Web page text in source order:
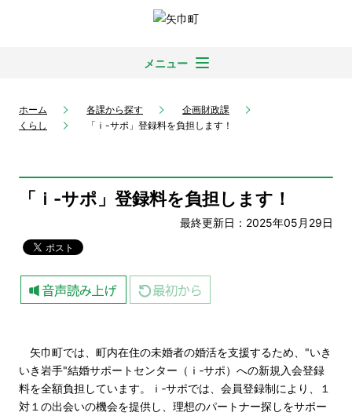
メニュー
ホーム 各課から探す
企画財政課
くらし
「ｉ-サポ」登録料を負担します！
「ｉ-サポ」登録料を負担します！
最終更新日：2025年05月29日
矢巾町では、町内在住の未婚者の婚活を支援するため、"いき
いき岩手"結婚サポートセンター（ｉ‐サポ）への新規入会登録
料を全額負担しています。ｉ‐サポでは、会員登録制により、１
対１の出会いの機会を提供し、理想のパートナー探しをサポー